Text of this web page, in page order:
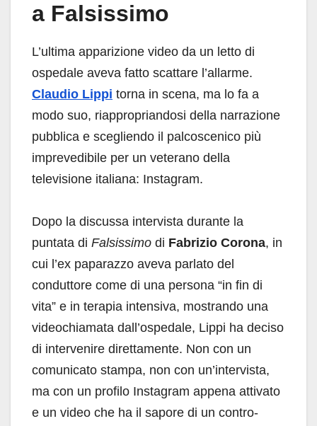
a Falsissimo
L’ultima apparizione video da un letto di
ospedale aveva fatto scattare l’allarme.
Claudio Lippi torna in scena, ma lo fa a
modo suo, riappropriandosi della narrazione
pubblica e scegliendo il palcoscenico più
imprevedibile per un veterano della
televisione italiana: Instagram.
Dopo la discussa intervista durante la
puntata di Falsissimo di Fabrizio Corona, in
cui l’ex paparazzo aveva parlato del
conduttore come di una persona “in fin di
vita” e in terapia intensiva, mostrando una
videochiamata dall’ospedale, Lippi ha deciso
di intervenire direttamente. Non con un
comunicato stampa, non con un’intervista,
ma con un profilo Instagram appena attivato
e un video che ha il sapore di un contro-